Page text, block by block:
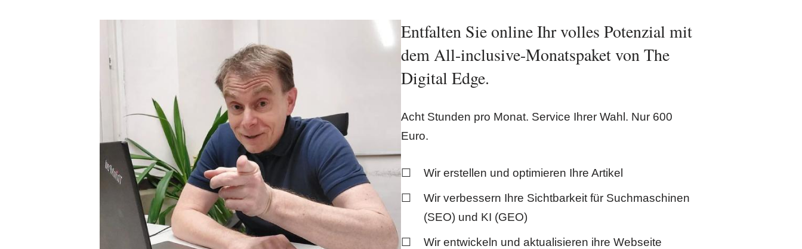
Entfalten Sie online Ihr volles Potenzial mit
dem All-inclusive-Monatspaket von The
Digital Edge.
Acht Stunden pro Monat. Service Ihrer Wahl. Nur 600
Euro.
Wir erstellen und optimieren Ihre Artikel
Wir verbessern Ihre Sichtbarkeit für Suchmaschinen
(SEO) und KI (GEO)
Wir entwickeln und aktualisieren ihre Webseite